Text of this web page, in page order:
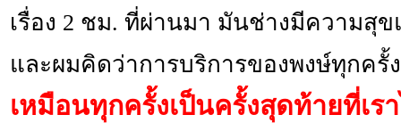
เรื่อง 2 ชม. ที่ผ่านมา มันช่างมีความสุ
และผมคิดว่าการบริการของพงษ์ทุกครั้
เหมือนทุกครั้งเป็นครั้งสุดท้ายที่เร